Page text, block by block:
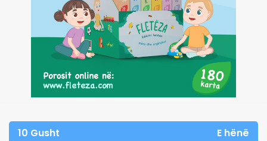
10 Gusht E hënë